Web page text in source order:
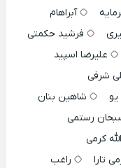
آبراهام
فرشید حکمتی
علیرضا اسپید
شرفی
شاهین بنان
رستمی
کرمی
تارا
راغب